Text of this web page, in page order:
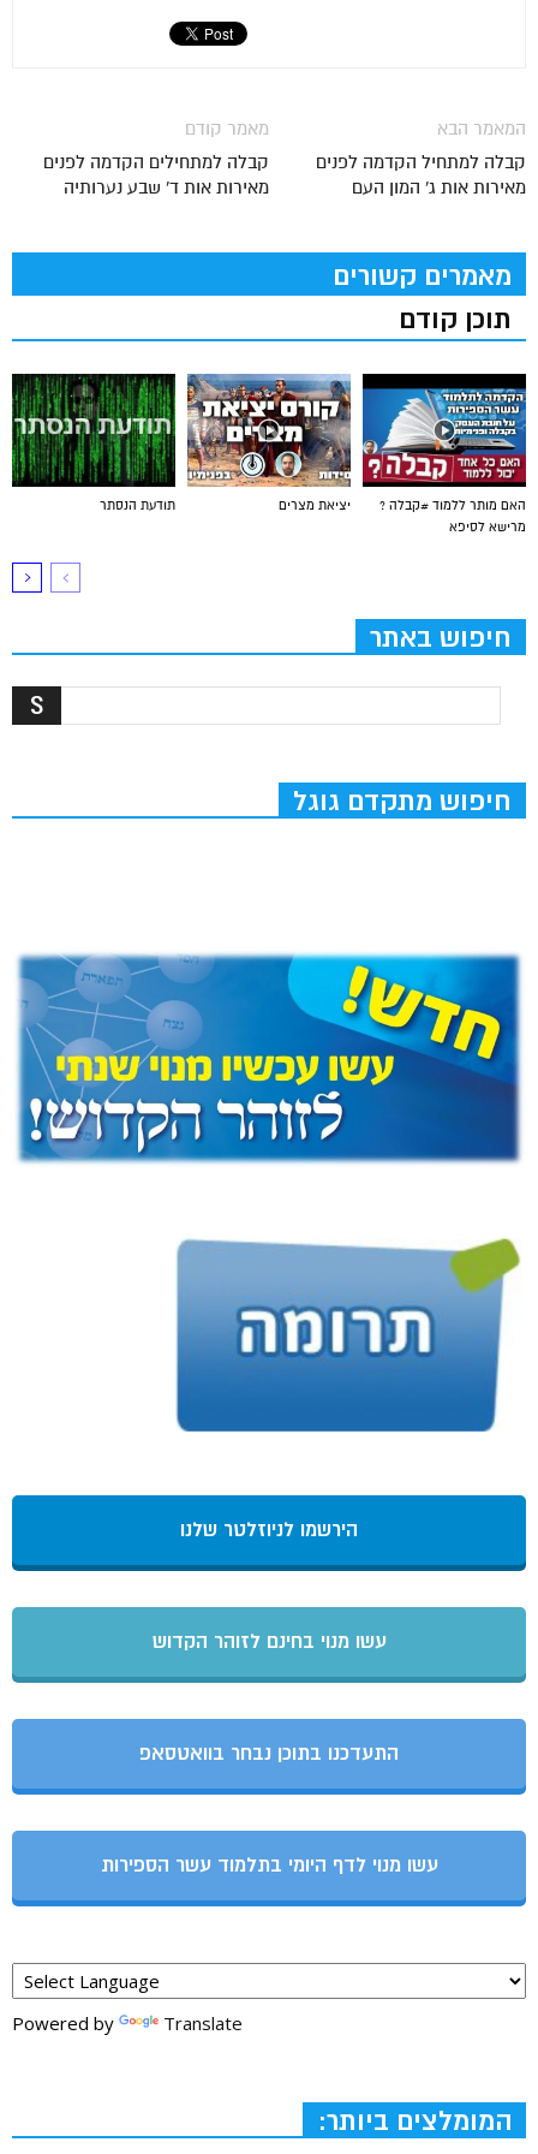
מאמר קודם
קבלה למתחילים הקדמה לפנים
מאירות אות ד' שבע נערותיה
המאמר הבא
קבלה למתחיל הקדמה לפנים
מאירות אות ג' המון העם
מאמרים קשורים
תוכן קודם
תודעת הנסתר יציאת מצרים
האם מותר ללמוד #קבלה ?
מרישא לסיפא
חיפוש באתר
חיפוש מתקדם גוגל
הירשמו לניוזלטר שלנו
עשו מנוי בחינם לזוהר הקדוש
התעדכנו בתוכן נבחר בוואטסאפ
עשו מנוי לדף היומי בתלמוד עשר הספירות
Powered by Translate
המומלצים ביותר: